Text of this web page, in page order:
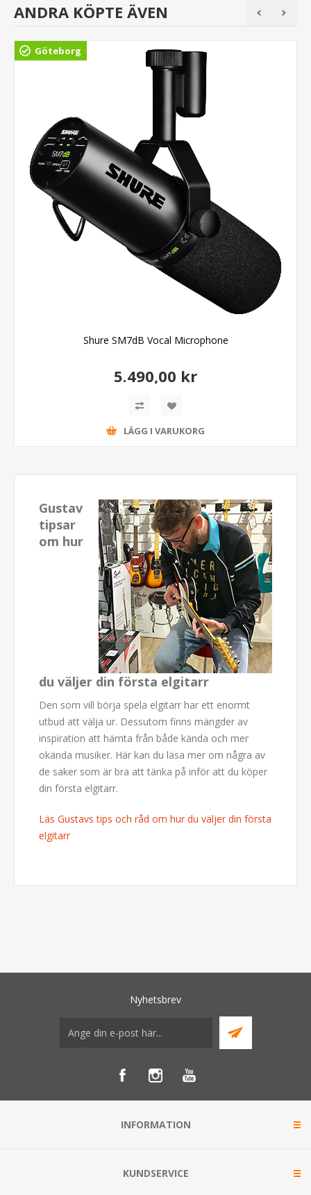
ANDRA KÖPTE ÄVEN
Göteborg
Shure SM7dB Vocal Microphone
5.490,00 kr
LÄGG I VARUKORG
Gustav
tipsar
om hur
du väljer din första elgitarr
Den som vill börja spela elgitarr har ett enormt
utbud att välja ur. Dessutom finns mängder av
inspiration att hämta från både kända och mer
okända musiker. Här kan du läsa mer om några av
de saker som är bra att tänka på inför att du köper
din första elgitarr.
Läs Gustavs tips och råd om hur du väljer din första
elgitarr
Nyhetsbrev
INFORMATION
KUNDSERVICE